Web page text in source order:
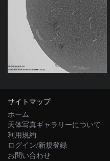
ta-o
サイトマップ
ホーム
天体写真ギャラリーについて
利用規約
ログイン/新規登録
お問い合わせ